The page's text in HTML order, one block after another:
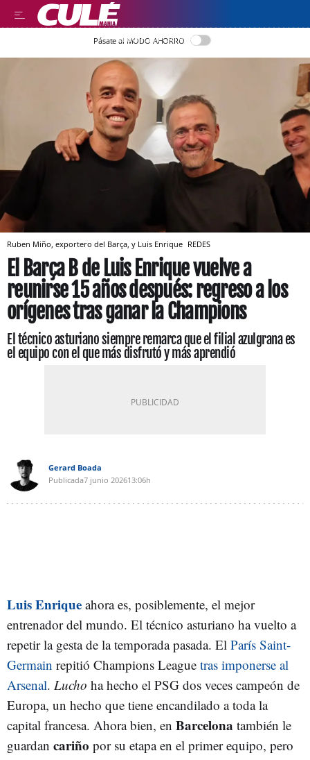
LLEGIR EN CATALÀ
Pásate al MODO AHORRO
Ruben Miño, exportero del Barça, y Luis Enrique REDES
El Barça B de Luis Enrique vuelve a
reunirse 15 años después: regreso a los
orígenes tras ganar la Champions
El técnico asturiano siempre remarca que el filial azulgrana es
el equipo con el que más disfrutó y más aprendió
Gerard Boada
Publicada7 junio 202613:06h
Luis Enrique ahora es, posiblemente, el mejor
entrenador del mundo. El técnico asturiano ha vuelto a
repetir la gesta de la temporada pasada. El París Saint-
Germain repitió Champions League tras imponerse al
Arsenal. Lucho ha hecho el PSG dos veces campeón de
Europa, un hecho que tiene encandilado a toda la
capital francesa. Ahora bien, en Barcelona también le
guardan cariño por su etapa en el primer equipo, pero